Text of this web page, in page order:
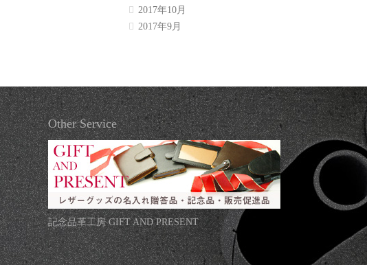
2017年10月
2017年9月
Other Service
記念品革工房 GIFT AND PRESENT